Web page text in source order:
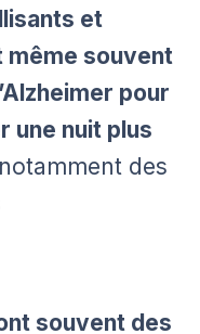
et
souvent
pour
une nuit plus
des
souvent des